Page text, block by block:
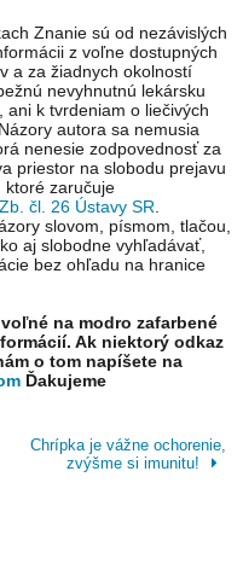
Znanie sú od nezávislých
z voľne dostupných
a za žiadnych okolností
nevyhnutnú lekársku
k tvrdeniam o liečivých
autora sa nemusia
nenesie zodpovednosť za
priestor na slobodu prejavu
ktoré zaručuje
čl. 26 Ústavy SR
slovom, písmom, tlačou,
aj slobodne vyhľadávať,
bez ohľadu na hranice
na modro zafarbené
Ak niektorý odkaz
o tom napíšete na
Ďakujeme
Chrípka je vážne ochorenie,
zvýšme si imunitu!